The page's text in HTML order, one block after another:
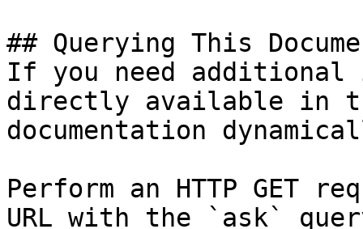
## Querying This
If you need
directly available in
documentation
Perform an HTTP GET
URL with the `ask`